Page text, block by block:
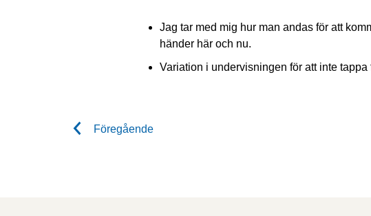
Jag tar med mig hur man andas för att
händer här och nu.
Variation i undervisningen för att inte tappa
Föregående